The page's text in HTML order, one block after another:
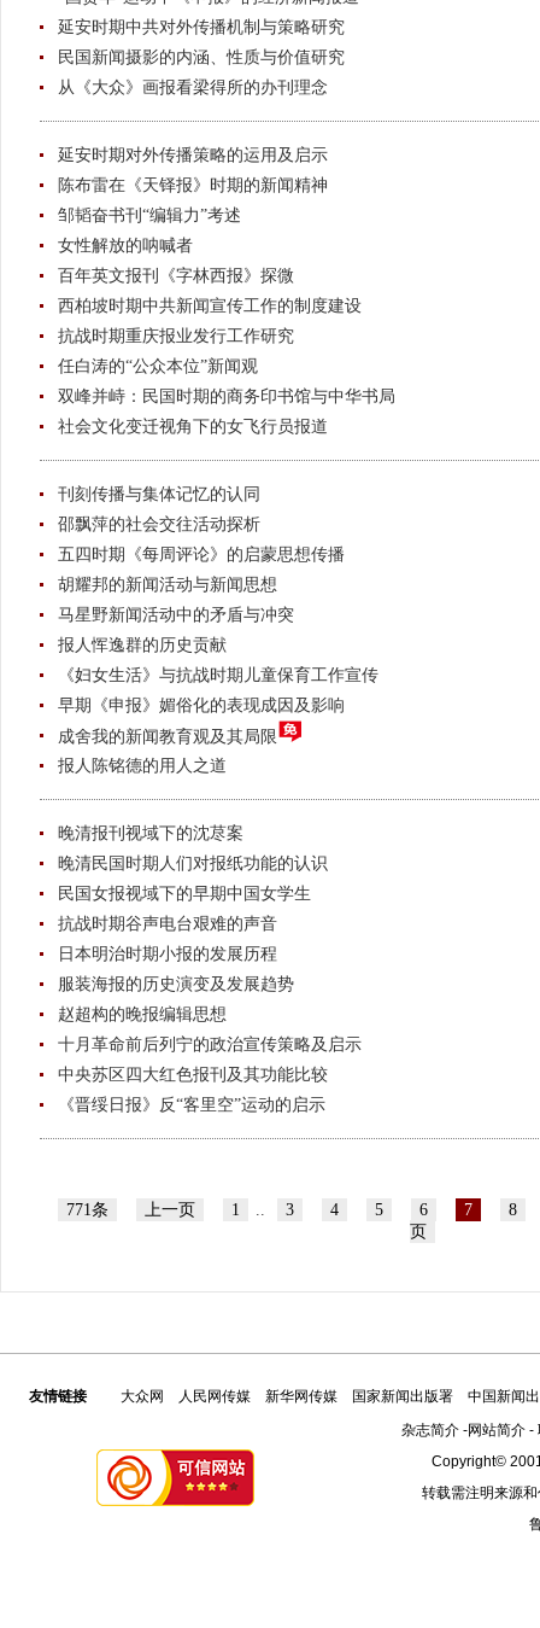
延安时期中共对外传播机制与策略研究
民国新闻摄影的内涵、性质与价值研究
从《大众》画报看梁得所的办刊理念
延安时期对外传播策略的运用及启示
陈布雷在《天铎报》时期的新闻精神
邹韬奋书刊“编辑力”考述
女性解放的呐喊者
百年英文报刊《字林西报》探微
西柏坡时期中共新闻宣传工作的制度建设
抗战时期重庆报业发行工作研究
任白涛的“公众本位”新闻观
双峰并峙：民国时期的商务印书馆与中华书局
社会文化变迁视角下的女飞行员报道
刊刻传播与集体记忆的认同
邵飘萍的社会交往活动探析
五四时期《每周评论》的启蒙思想传播
胡耀邦的新闻活动与新闻思想
马星野新闻活动中的矛盾与冲突
报人恽逸群的历史贡献
《妇女生活》与抗战时期儿童保育工作宣传
早期《申报》媚俗化的表现成因及影响
成舍我的新闻教育观及其局限
报人陈铭德的用人之道
晚清报刊视域下的沈荩案
晚清民国时期人们对报纸功能的认识
民国女报视域下的早期中国女学生
抗战时期谷声电台艰难的声音
日本明治时期小报的发展历程
服装海报的历史演变及发展趋势
赵超构的晚报编辑思想
十月革命前后列宁的政治宣传策略及启示
中央苏区四大红色报刊及其功能比较
《晋绥日报》反“客里空”运动的启示
771条 上一页 1 .. 3 4 5 6 7
8
页
友情链接 大众网 人民网传媒 新华网传媒 国家新闻出版署
中国新闻
杂志简介-网站简介-
Copyright©
转载需注明来源